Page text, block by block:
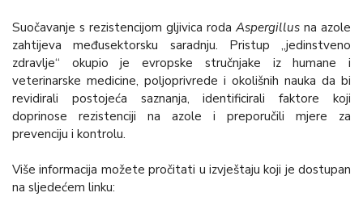
Suočavanje s rezistencijom gljivica roda Aspergillus na azole
zahtijeva međusektorsku saradnju. Pristup „jedinstveno
zdravlje“ okupio je evropske stručnjake iz humane i
veterinarske medicine, poljoprivrede i okolišnih nauka da bi
revidirali postojeća saznanja, identificirali faktore koji
doprinose rezistenciji na azole i preporučili mjere za
prevenciju i kontrolu.
Više informacija možete pročitati u izvještaju koji je dostupan
na sljedećem linku: